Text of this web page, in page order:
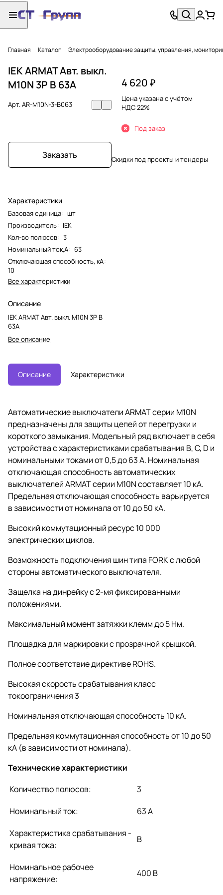
Главная Каталог Электрооборудование защиты, управления,
IEK ARMAT Авт. выкл.
M10N 3P B 63А
Арт.AR-M10N-3-B063
Заказать
Характеристики
Базовая единица: шт
Производитель: IEK
Кол-во полюсов: 3
Номинальный ток,А: 63
Отключающая способность, кА:
10
Все характеристики
Описание
IEK ARMAT Авт. выкл. M10N 3P B
63А
Все описание
4 620 ₽
Цена указана с учётом
НДС 22%
Под заказ
Скидки под проекты и тендеры
Описание Характеристики
Автоматические выключатели ARMAT серии M10N
предназначены для защиты цепей от перегрузки и
короткого замыкания. Модельный ряд включает в себя
устройства с характеристиками срабатывания B, C, D и
номинальными токами от 0,5 до 63 А. Номинальная
отключающая способность автоматических
выключателей ARMAT серии M10N составляет 10 кА.
Предельная отключающая способность варьируется
в зависимости от номинала от 10 до 50 кА.
Высокий коммутационный ресурс 10 000
электрических циклов.
Возможность подключения шин типа FORK с любой
стороны автоматического выключателя.
Защелка на динрейку с 2-мя фиксированными
положениями.
Максимальный момент затяжки клемм до 5 Нм.
Площадка для маркировки с прозрачной крышкой.
Полное соответствие директиве ROHS.
Высокая скорость срабатывания класс
токоограничения 3
Номинальная отключающая способность 10 кА.
Предельная коммутационная способность от 10 до 50
кА (в зависимости от номинала).
Технические характеристики
Количество полюсов:
3
Номинальный ток:
63 А
Характеристика срабатывания -
кривая тока:
B
Номинальное рабочее
напряжение:
400 В